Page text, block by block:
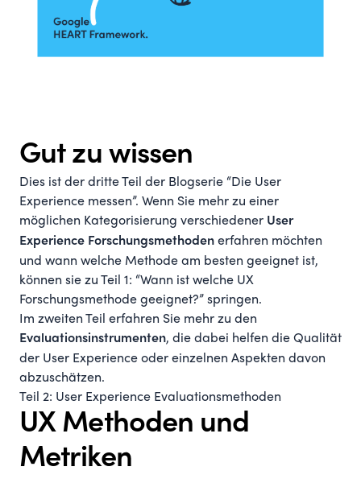
Gut zu wissen
Dies ist der dritte Teil der Blogserie “Die User
Experience messen”. Wenn Sie mehr zu einer
möglichen Kategorisierung verschiedener User
Experience Forschungsmethoden erfahren möchten
und wann welche Methode am besten geeignet ist,
können sie zu Teil 1: “Wann ist welche UX
Forschungsmethode geeignet?” springen.
Im zweiten Teil erfahren Sie mehr zu den
Evaluationsinstrumenten, die dabei helfen die Qualität
der User Experience oder einzelnen Aspekten davon
abzuschätzen.
Teil 2: User Experience Evaluationsmethoden
UX Methoden und
Metriken